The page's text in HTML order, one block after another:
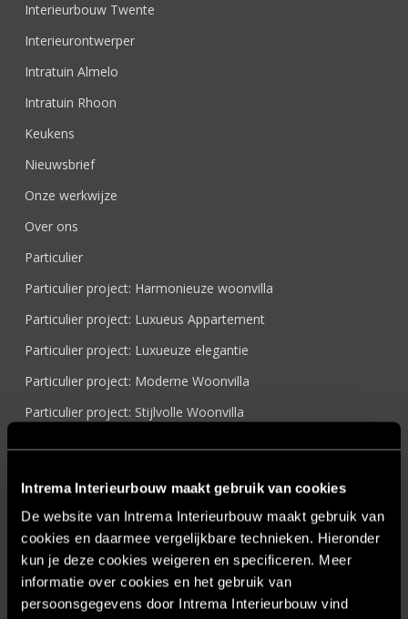
Intrema Interieurbouw maakt gebruik van cookies
De website van Intrema Interieurbouw maakt gebruik van
cookies en daarmee vergelijkbare technieken. Hieronder
kun je deze cookies weigeren en specificeren. Meer
informatie over cookies en het gebruik van
persoonsgegevens door Intrema Interieurbouw vind
Interieurbouw Twente
Interieurontwerper
Intratuin Almelo
Intratuin Rhoon
Keukens
Nieuwsbrief
Onze werkwijze
Over ons
Particulier
Particulier project: Harmonieuze woonvilla
Particulier project: Luxueus Appartement
Particulier project: Luxueuze elegantie
Particulier project: Moderne Woonvilla
Particulier project: Stijlvolle Woonvilla
Samenwerken
Sensire
Showroom